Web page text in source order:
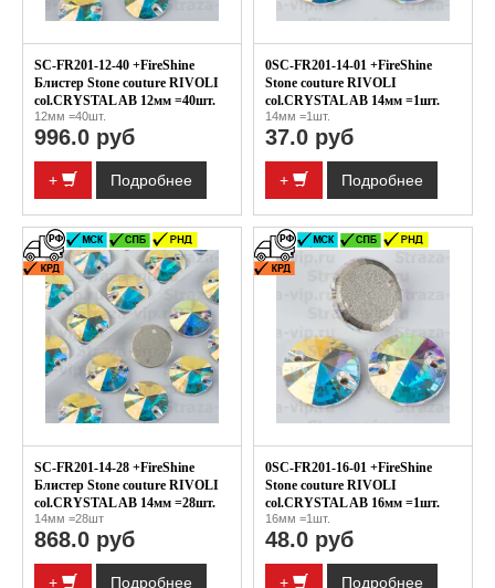
SC-FR201-12-40 +FireShine
Блистер Stone couture RIVOLI
col.CRYSTAL AB 12мм =40шт.
12мм =40шт.
996.0 руб
+ Подробнее
0SC-FR201-14-01 +FireShine
Stone couture RIVOLI
col.CRYSTAL AB 14мм =1шт.
14мм =1шт.
37.0 руб
+ Подробнее
SC-FR201-14-28 +FireShine
Блистер Stone couture RIVOLI
col.CRYSTAL AB 14мм =28шт.
14мм =28шт
868.0 руб
+ Подробнее
0SC-FR201-16-01 +FireShine
Stone couture RIVOLI
col.CRYSTAL AB 16мм =1шт.
16мм =1шт.
48.0 руб
+ Подробнее